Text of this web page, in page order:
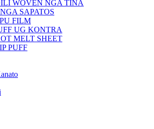
WOVEN NGA TINA
SAPATOS
FILM
UG KONTRA
MELT SHEET
PUFF